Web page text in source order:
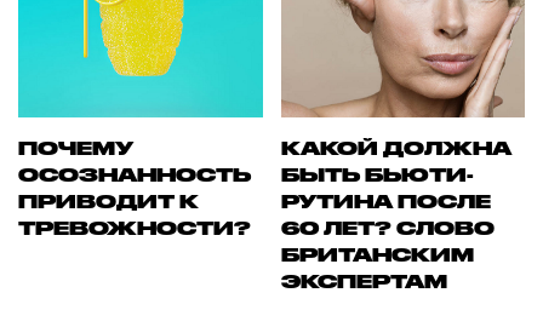
ПОЧЕМУ
ОСОЗНАННОСТЬ
ПРИВОДИТ К
ТРЕВОЖНОСТИ?
КАКОЙ ДОЛЖНА
БЫТЬ БЬЮТИ-
РУТИНА ПОСЛЕ
60 ЛЕТ? СЛОВО
БРИТАНСКИМ
ЭКСПЕРТАМ